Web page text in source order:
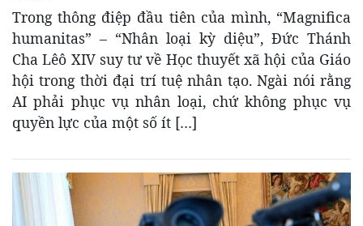
Trong thông điệp đầu tiên của mình, “Magnifica
humanitas” – “Nhân loại kỳ diệu”, Đức Thánh
Cha Lêô XIV suy tư về Học thuyết xã hội của Giáo
hội trong thời đại trí tuệ nhân tạo. Ngài nói rằng
AI phải phục vụ nhân loại, chứ không phục vụ
quyền lực của một số ít […]